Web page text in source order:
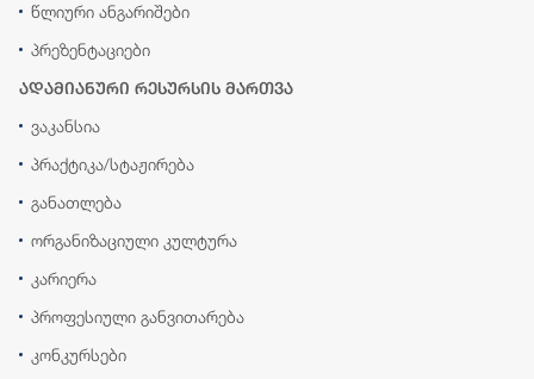
წლიური ანგარიშები
პრეზენტაციები
ადამიანური რესურსის მართვა
ვაკანსია
პრაქტიკა/სტაჟირება
განათლება
ორგანიზაციული კულტურა
კარიერა
პროფესიული განვითარება
კონკურსები